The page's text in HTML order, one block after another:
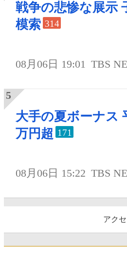
戦争の悲惨な展示
模索 314
08月06日 19:01 TBS
大手の夏ボーナス
万円超 171
08月06日 15:22 TBS
アク